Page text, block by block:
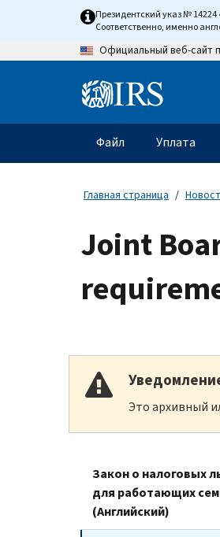
content
Президентский указ №
Соответственно, именно
Официальный веб-сайт
Главное
меню
Файл Уплата
Главная страница
Joint
Это архивный
Закон о налоговых
для работающих
(Английский)